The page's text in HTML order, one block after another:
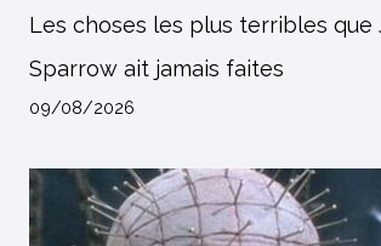
Les choses les plus terribles que
Sparrow ait jamais faites
09/08/2026